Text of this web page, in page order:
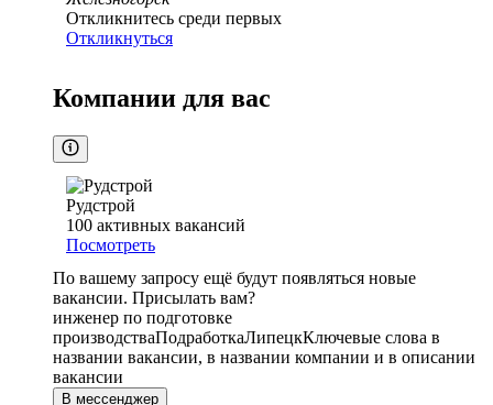
Откликнитесь среди первых
Откликнуться
Компании для вас
Рудстрой
100 активных вакансий
Посмотреть
По вашему запросу ещё будут появляться новые
вакансии. Присылать вам?
инженер по подготовке
производстваПодработкаЛипецкКлючевые слова в
названии вакансии, в названии компании и в описании
вакансии
В мессенджер